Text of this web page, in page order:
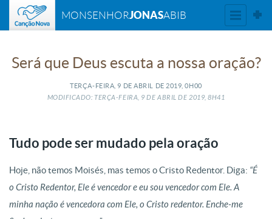
MONSENHORJONASABIB
Será que Deus escuta a nossa oração?
TERÇA-FEIRA, 9 DE ABRIL DE 2019, 0H00
MODIFICADO: TERÇA-FEIRA, 9DEABRIL DE 2019, 8H41
Tudo pode ser mudado pela oração
Hoje, não temos Moisés, mas temos o Cristo Redentor. Diga: “É
o Cristo Redentor, Ele é vencedor e eu sou vencedor com Ele. A
minha nação é vencedora com Ele, o Cristo redentor. Enche-me